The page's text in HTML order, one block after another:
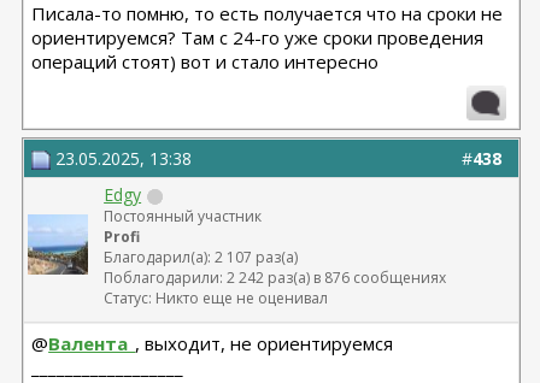
Писала-то помню, то есть получается что на сроки не
ориентируемся? Там с 24-го уже сроки проведения
операций стоят) вот и стало интересно
#438
23.05.2025, 13:38
Edgy
Постоянный участник
Profi
Благодарил(а): 2 107 раз(а)
Поблагодарили: 2 242 раз(а) в 876 сообщениях
Статус: Никто еще не оценивал
@Валента_ , выходит, не ориентируемся